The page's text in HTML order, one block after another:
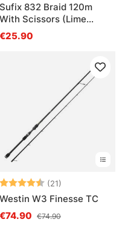
Sufix 832 Braid 120m
With Scissors (Lime
Green)
€25.90
Arvio: (21)
Westin W3 Finesse TC
€74.90 €74.90